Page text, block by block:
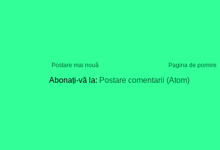
Postare mai nouă Pagina de pornire
Abonați-vă la: Postare comentarii (Atom)